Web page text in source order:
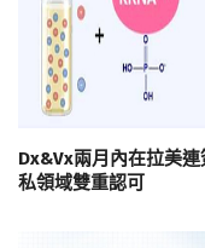
Dx&Vx兩月內在拉美
私領域雙重認可